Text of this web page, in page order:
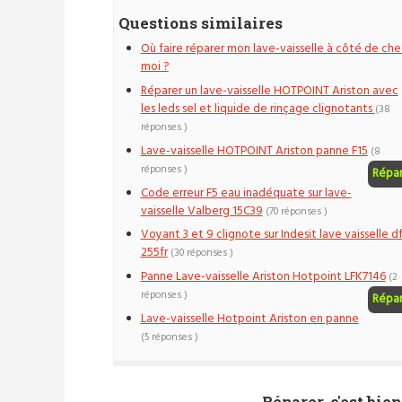
Questions similaires
Où faire réparer mon lave-vaisselle à côté de
moi ?
Réparer un lave-vaisselle HOTPOINT Ariston avec
les leds sel et liquide de rinçage clignotants(38
réponses )
Lave-vaisselle HOTPOINT Ariston panne F15 (8
réponses )
Code erreur F5 eau inadéquate sur lave-
vaisselle Valberg 15C39 (70 réponses )
Voyant 3 et 9 clignote sur Indesit lave vaisselle
255fr (30 réponses )
Panne Lave-vaisselle Ariston Hotpoint LFK7146 (2
réponses )
Lave-vaisselle Hotpoint Ariston en panne
(5 réponses )